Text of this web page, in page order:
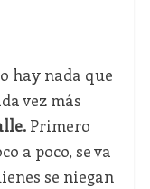
hay nada que
vez más
Primero
a poco, se va
se niegan